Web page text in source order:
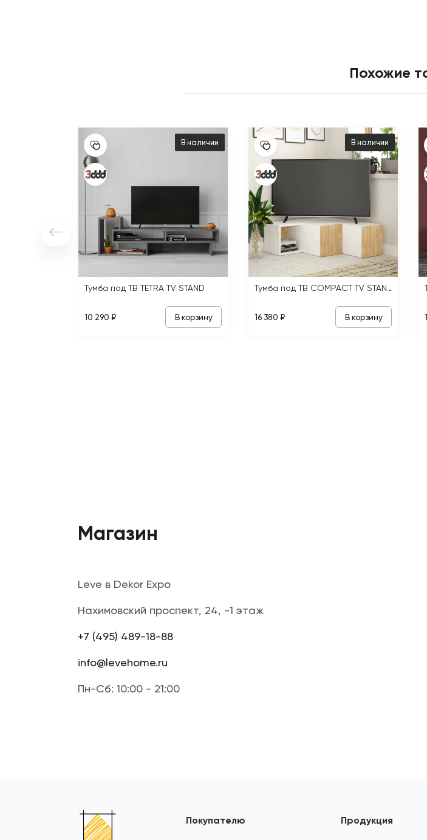
Похожие
В наличии
Тумба под ТВ TETRA TV STAND
10 290 ₽ В корзину
В наличии
Тумба под ТВ COMPACT TV STAND
16 380 ₽ В корзину
Магазин
Leve в Dekor Expo
Нахимовский проспект, 24, -1 этаж
+7 (495) 489-18-88
info@levehome.ru
Пн-Сб: 10:00 - 21:00
Покупателю Продукция